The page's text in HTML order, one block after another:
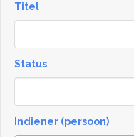
Titel
Status
[invalid
name]
Indiener (persoon)